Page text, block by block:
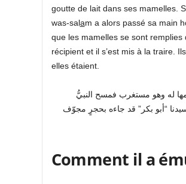
goutte de lait dans ses mamelles.
was-salam a alors passé sa main
que les mamelles se sont
récipient et il s’est mis à la traire.
elles étaient.
له وهو مستغرب فمسح النبيُّ
“أبو بكر” قد جاءه بحجرٍ مجوّف
Comment il a